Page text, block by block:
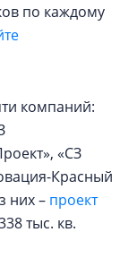
по каждому
компаний:
«СЗ
Красный
них – проект
тыс. кв.